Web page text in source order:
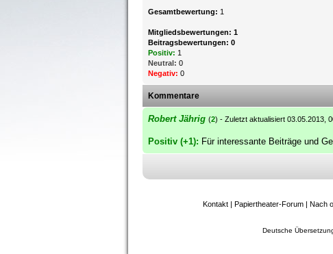
Gesamtbewertung: 1
Mitgliedsbewertungen: 1
Beitragsbewertungen: 0
Positiv: 1
Neutral: 0
Negativ: 0
Kommentare
Robert Jährig (2) - Zuletzt aktualisiert 03.05.2013,
Positiv (+1): Für interessante Beiträge und
Kontakt | Papiertheater-Forum | Nach
Deutsche